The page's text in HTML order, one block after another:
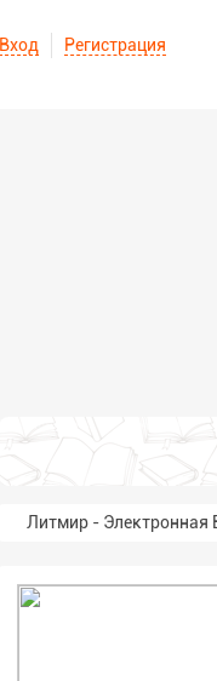
Вход Регистрация
Литмир - Электронная